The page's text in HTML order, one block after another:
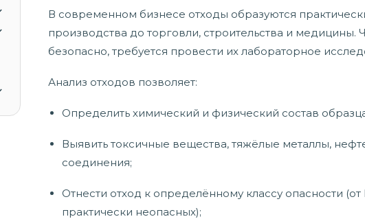
В современном бизнесе отходы образуются
производства до торговли, строительства и медицины.
безопасно, требуется провести их лабораторное
Анализ отходов позволяет:
Определить химический и физический состав
Выявить токсичные вещества, тяжёлые металлы,
соединения;
Отнести отход к определённому классу опасности
практически неопасных);